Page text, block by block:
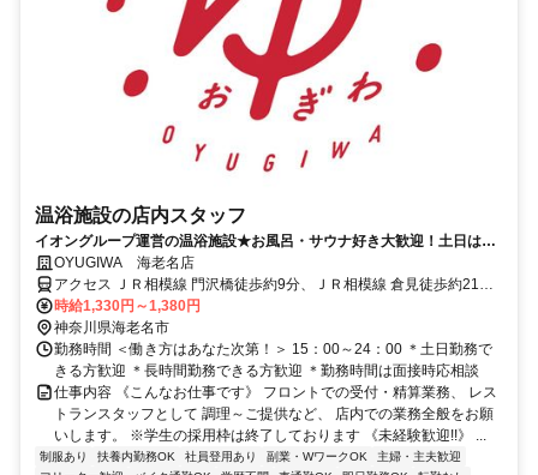
温浴施設の店内スタッフ
イオングループ運営の温浴施設★お風呂・サウナ好き大歓迎！土日は
+50円の特別時給！
OYUGIWA 海老名店
アクセス ＪＲ相模線 門沢橋徒歩約9分、ＪＲ相模線 倉見徒歩約21
分、ＪＲ相模線 社家徒歩約23分
時給1,330円～1,380円
神奈川県海老名市
勤務時間 ＜働き方はあなた次第！＞ 15：00～24：00 ＊土日勤務で
きる方歓迎 ＊長時間勤務できる方歓迎 ＊勤務時間は面接時応相談
仕事内容 《こんなお仕事です》 フロントでの受付・精算業務、 レス
トランスタッフとして 調理～ご提供など、 店内での業務全般をお願
いします。 ※学生の採用枠は終了しております 《未経験歓迎!!》 ...
制服あり 扶養内勤務OK 社員登用あり 副業・WワークOK
主婦・主夫歓迎